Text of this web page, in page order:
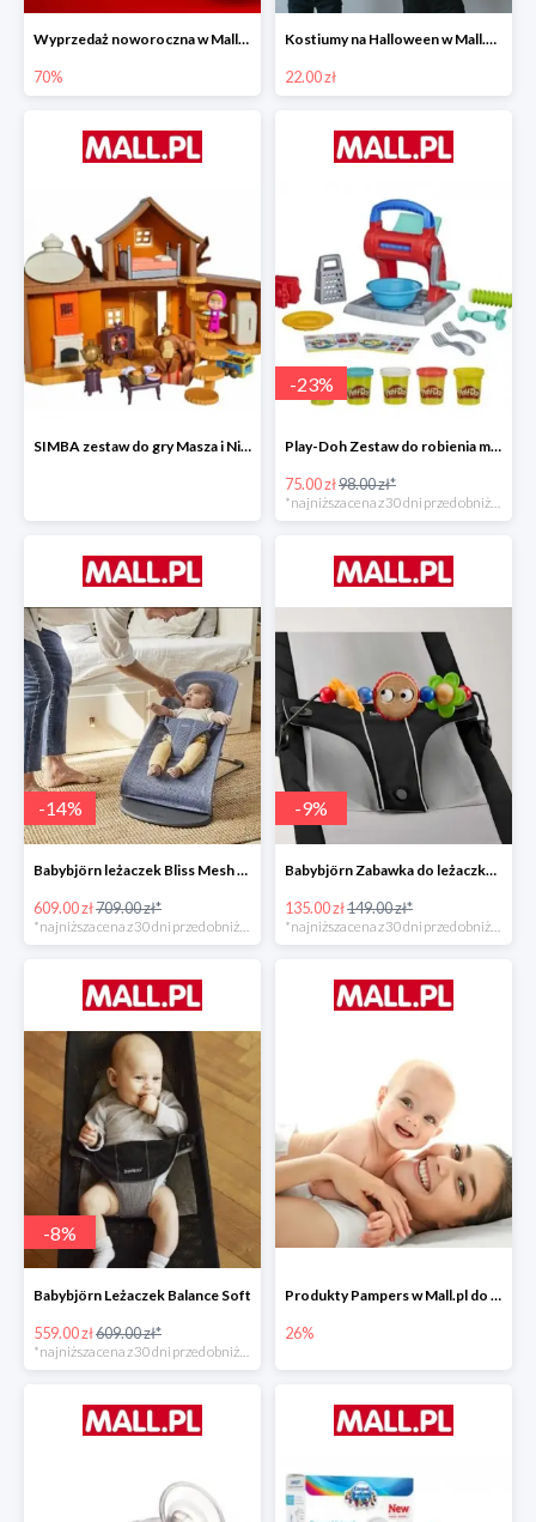
Wyprzedaż noworoczna w Mall.pl do -70%
70%
Kostiumy na Halloween w Mall.pl od 22 zł
22.00 zł
SIMBA zestaw do gry Masza i Niedźwiedź - Duży dom Maszy -15%
-23%
Play-Doh Zestaw do robienia makaronów -23%
75.00 zł98.00 zł*
-14%
Babybjörn leżaczek Bliss Mesh State Blue
609.00 zł709.00 zł*
*najniższa cena z 30 dni przed obniżką
-9%
Babybjörn Zabawka do leżaczka Balance
135.00 zł149.00 zł*
*najniższa cena z 30 dni przed obniżką
-8%
Babybjörn Leżaczek Balance Soft
559.00 zł609.00 zł*
Produkty Pampers w Mall.pl do -26%
26%